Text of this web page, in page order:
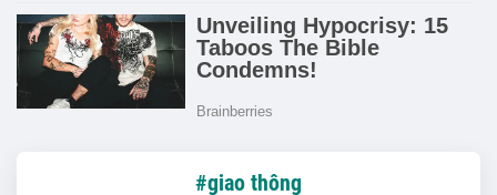
#giao thông